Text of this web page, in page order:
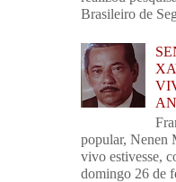
Brasileiro de
popular, Nenen
vivo estivesse,
domingo 26 de